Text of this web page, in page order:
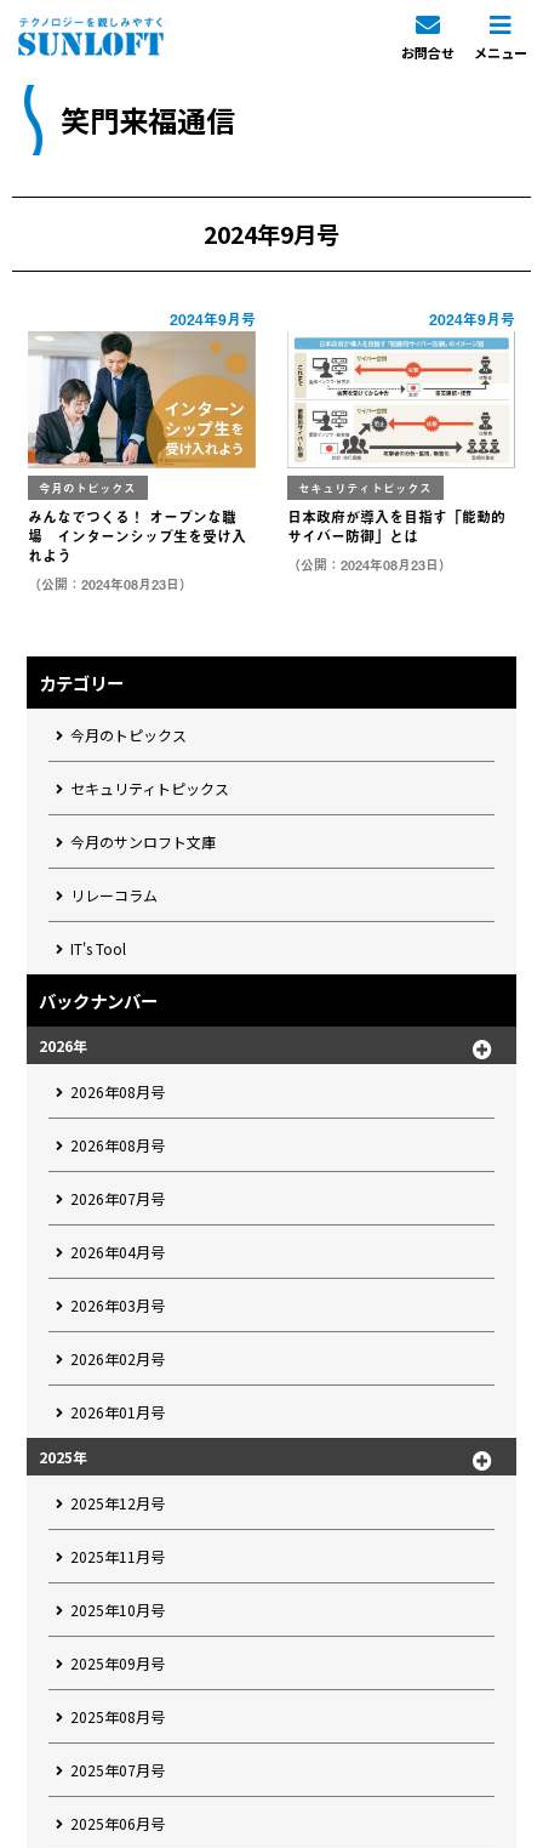
メニュー
お問合せ
笑門来福通信
2024年9月号
2024年9月号
今月のトピックス
みんなでつくる！ オープンな職
場 インターンシップ生を受け入
れよう
（公開：2024年08月23日）
2024年9月号
セキュリティトピックス
日本政府が導入を目指す「能動的
サイバー防御」とは
（公開：2024年08月23日）
カテゴリー
今月のトピックス
セキュリティトピックス
今月のサンロフト文庫
リレーコラム
IT's Tool
バックナンバー
2026年
2026年08月号
2026年08月号
2026年07月号
2026年04月号
2026年03月号
2026年02月号
2026年01月号
2025年
2025年12月号
2025年11月号
2025年10月号
2025年09月号
2025年08月号
2025年07月号
2025年06月号